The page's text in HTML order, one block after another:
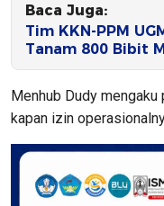
Baca Juga:
Tim KKN-PPM
Tanam 800 Bibit
Menhub Dudy
kapan izin